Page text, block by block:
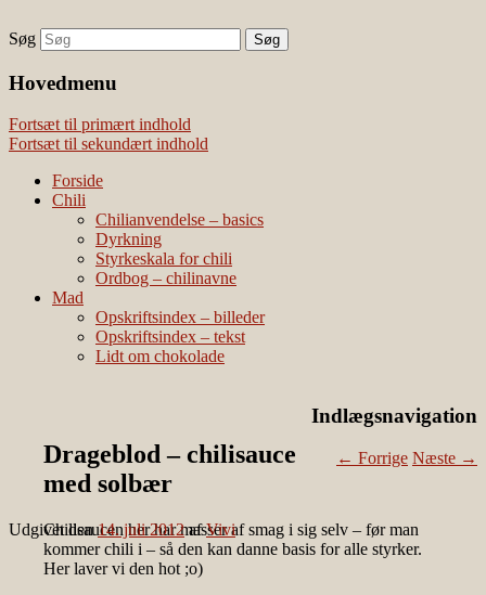
Наши партнеры
лучшие займы
Vivis chili
chili – dyrkning og mad
Søg
Hovedmenu
Fortsæt til primært indhold
Fortsæt til sekundært indhold
Forside
Chili
Chilianvendelse – basics
Dyrkning
Styrkeskala for chili
Ordbog – chilinavne
Mad
Opskriftsindex – billeder
Opskriftsindex – tekst
Lidt om chokolade
Indlægsnavigation
← Forrige Næste →
Drageblod – chilisauce
med solbær
Udgivet den14. juli 2012 afVivi
Chilisaucen her har masser af smag i sig selv – før man
kommer chili i – så den kan danne basis for alle styrker.
Her laver vi den hot ;o)